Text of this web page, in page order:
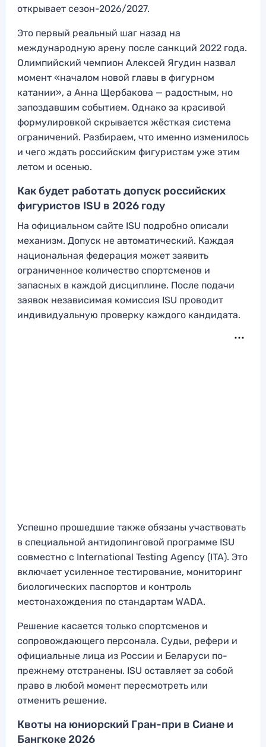
открывает сезон-2026/2027.
Это первый реальный шаг назад на
международную арену после санкций 2022 года.
Олимпийский чемпион Алексей Ягудин назвал
момент «началом новой главы в фигурном
катании», а Анна Щербакова — радостным, но
запоздавшим событием. Однако за красивой
формулировкой скрывается жёсткая система
ограничений. Разбираем, что именно изменилось
и чего ждать российским фигуристам уже этим
летом и осенью.
Как будет работать допуск российских
фигуристов ISU в 2026 году
На официальном сайте ISU подробно описали
механизм. Допуск не автоматический. Каждая
национальная федерация может заявить
ограниченное количество спортсменов и
запасных в каждой дисциплине. После подачи
заявок независимая комиссия ISU проводит
индивидуальную проверку каждого кандидата.
Успешно прошедшие также обязаны участвовать
в специальной антидопинговой программе ISU
совместно с International Testing Agency (ITA). Это
включает усиленное тестирование, мониторинг
биологических паспортов и контроль
местонахождения по стандартам WADA.
Решение касается только спортсменов и
сопровождающего персонала. Судьи, рефери и
официальные лица из России и Беларуси по-
прежнему отстранены. ISU оставляет за собой
право в любой момент пересмотреть или
отменить решение.
Квоты на юниорский Гран-при в Сиане и
Бангкоке 2026